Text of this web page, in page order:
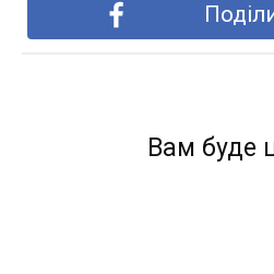
Вам буде